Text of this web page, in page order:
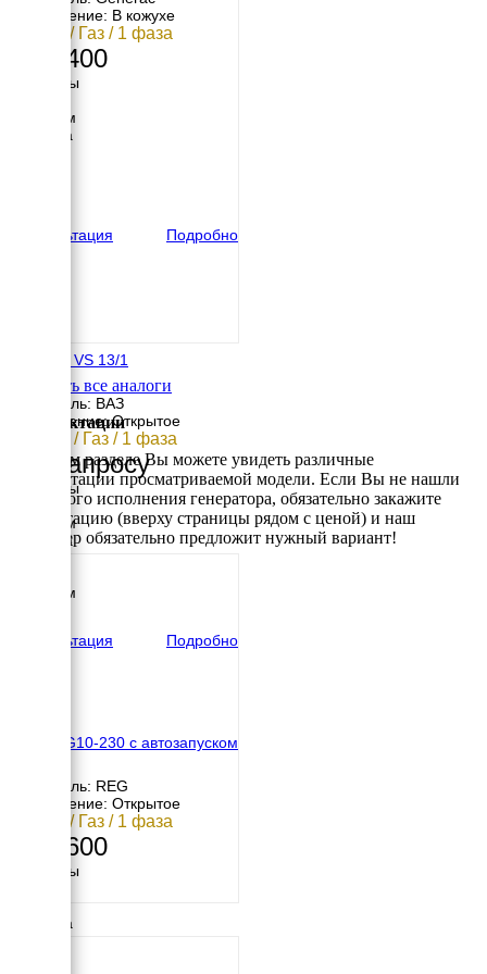
Исполнение: В кожухе
10 кВт / Газ / 1 фаза
854 400
Размеры
1232 мм
Ширина
Консультация
Подробно
Genese VS 13/1
Двигатель: ВАЗ
Исполнение: Открытое
9.5 кВт / Газ / 1 фаза
По запросу
Размеры
1500 мм
Ширина
1200 мм
Консультация
Подробно
REG GG10-230 с автозапуском
Двигатель: REG
Исполнение: Открытое
10 кВт / Газ / 1 фаза
338 600
Размеры
Ширина
Смотреть все аналоги
Комплектации
В данном разделе Вы можете увидеть различные
комплектации просматриваемой модели. Если Вы не нашли
требуемого исполнения генератора, обязательно закажите
консультацию (вверху страницы рядом с ценой) и наш
менеджер обязательно предложит нужный вариант!